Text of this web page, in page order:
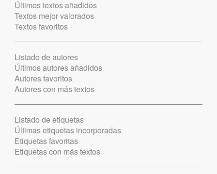
Últimos textos añadidos
Textos mejor valorados
Textos favoritos
Listado de autores
Últimos autores añadidos
Autores favoritos
Autores con más textos
Listado de etiquetas
Últimas etiquetas incorporadas
Etiquetas favoritas
Etiquetas con más textos